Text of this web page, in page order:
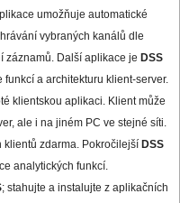
umožňuje automatické
vybraných kanálů dle
záznamů. Další aplikace je DSS
funkcí a architekturu klient-server.
klientskou aplikaci. Klient může
ale i na jiném PC ve stejné síti.
klientů zdarma. Pokročilejší DSS
analytických funkcí.
; stahujte a instalujte z aplikačních